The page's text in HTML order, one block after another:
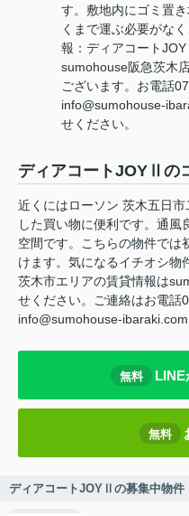
す。敷地内にゴミ置
くまで運ぶ必要がな
報：ディアコート
sumohouse阪急茨木
ございます。お電話
info@sumohouse-
せください。
ディアコートJOYⅡの
近くにはローソン 茨木五日
した買い物に便利です。通
空間です。こちらの物件では
けます。気になるイチオシ物
茨木市エリアの賃貸情報は
せください。ご連絡はお電話
info@sumohouse-ibaraki.com
無料 LINE
無料
ディアコートJOYⅡの募集中物件